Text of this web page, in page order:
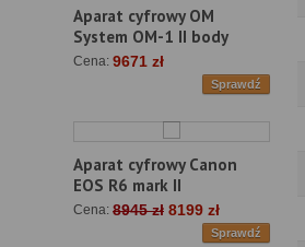
Aparat cyfrowy OM
System OM-1 II body
Cena: 9671 zł
Sprawdź
Aparat cyfrowy Canon
EOS R6 mark II
Cena: 8945 zł 8199 zł
Sprawdź